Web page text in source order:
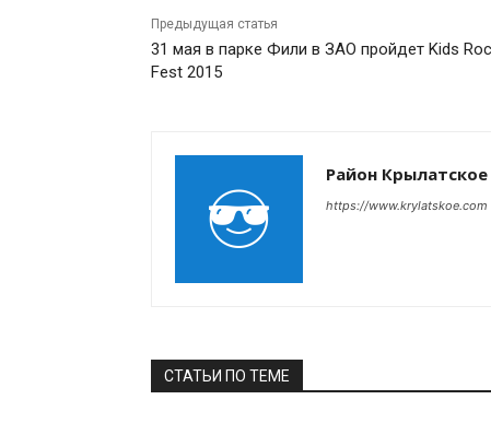
Предыдущая статья
31 мая в парке Фили в ЗАО пройдет Kids
Fest 2015
Район Крылатское
https://www.krylatskoe.com
СТАТЬИ ПО ТЕМЕ